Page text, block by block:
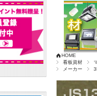
HOME
看板資材
メーカー